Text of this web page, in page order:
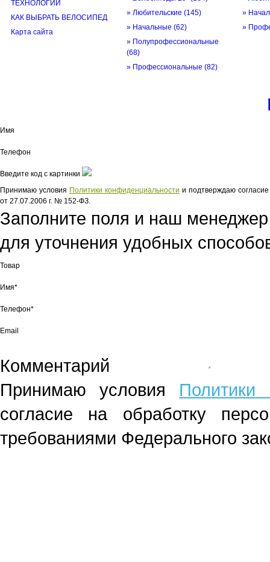
ТЕХНОЛОГИИ
КАК ВЫБРАТЬ ВЕЛОСИПЕД
Карта сайта
» Любительские (145)
» Начальные (62)
» Полупрофессиональные
(68)
» Профессиональные (82)
»
»
Имя
Телефон
Введите код с картинки
Принимаю условия Политики конфиденциальности и подтверждаю
от 27.07.2006 г. № 152-ФЗ.
Заполните поля и наш
для уточнения удобных
Товар
Имя*
Телефон*
Email
Комментарий
Принимаю условия Политики
согласие на обработку
требованиями Федерального